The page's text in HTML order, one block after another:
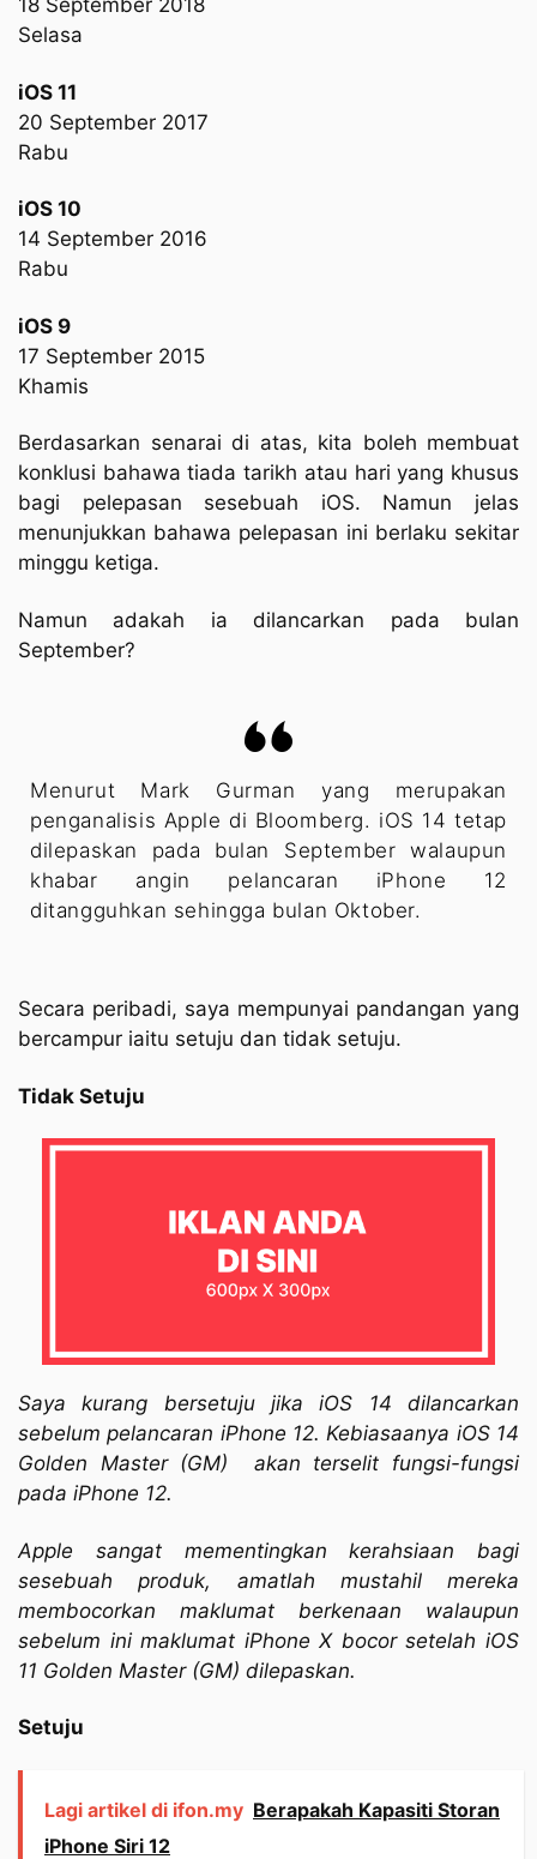
18 September 2018
Selasa
iOS 11
20 September 2017
Rabu
iOS 10
14 September 2016
Rabu
iOS 9
17 September 2015
Khamis
Berdasarkan senarai di atas, kita boleh membuat
konklusi bahawa tiada tarikh atau hari yang khusus
bagi pelepasan sesebuah iOS. Namun jelas
menunjukkan bahawa pelepasan ini berlaku sekitar
minggu ketiga.
Namun adakah ia dilancarkan pada bulan
September?
Menurut Mark Gurman yang merupakan
penganalisis Apple di Bloomberg. iOS 14 tetap
dilepaskan pada bulan September walaupun
khabar angin pelancaran iPhone 12
ditangguhkan sehingga bulan Oktober.
Secara peribadi, saya mempunyai pandangan yang
bercampur iaitu setuju dan tidak setuju.
Tidak Setuju
Saya kurang bersetuju jika iOS 14 dilancarkan
sebelum pelancaran iPhone 12. Kebiasaanya iOS 14
Golden Master (GM)
akan terselit fungsi-fungsi
pada iPhone 12.
Apple sangat mementingkan kerahsiaan bagi
sesebuah produk, amatlah mustahil mereka
membocorkan maklumat berkenaan walaupun
sebelum ini maklumat iPhone X bocor setelah iOS
11 Golden Master (GM) dilepaskan.
Setuju
Lagi artikel di ifon.my Berapakah Kapasiti Storan
iPhone Siri 12